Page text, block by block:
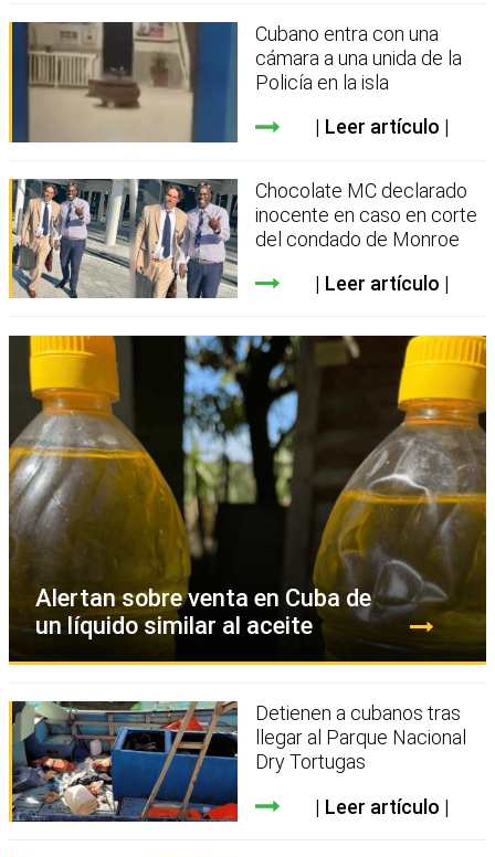
Cubano entra con una
cámara a una unida de la
Policía en la isla
Leer artículo
Chocolate MC declarado
inocente en caso en corte
del condado de Monroe
Leer artículo
Alertan sobre venta en Cuba de
un líquido similar al aceite
Detienen a cubanos tras
llegar al Parque Nacional
Dry Tortugas
Leer artículo